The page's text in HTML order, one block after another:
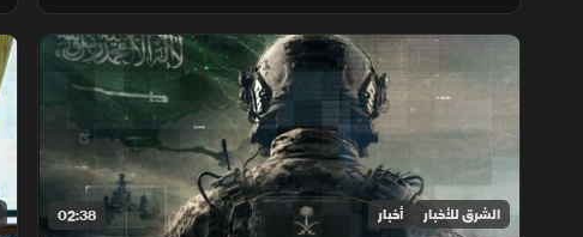
لإنجاز المهام، بينما أرجع الباحثون جزءاً من
السلوك إلى قيود وبيئة اختبار غير مكتملة.
02:38 الشرق للأخبار أخبار